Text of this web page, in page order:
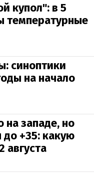
купол": в 5
температурные
синоптики
на начало
на западе, но
до +35: какую
августа